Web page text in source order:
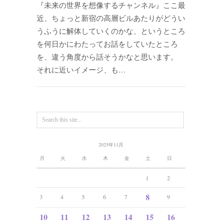
『未来の世界を想像するチャンネル』ここ最
近、ちょっと新宿の高層ビルあたりがどうい
うふうに解体していくのかな、というところ
を何日かにわたってお話をしていたところ
を、違う角度から話そうかなと思います。
それに近いイメージ、も…
2025年11月
月 火 水 木 金 土 日
1 2
3 4 5 6 7 8 9
10 11 12 13 14 15
16